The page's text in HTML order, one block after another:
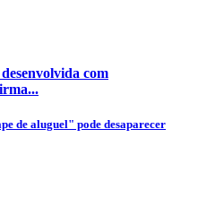
com
de aluguel" pode desaparecer